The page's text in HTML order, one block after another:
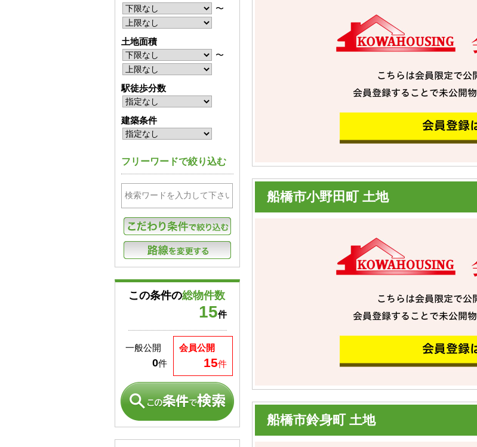
船橋市小野田町 土地
船橋市鈴身町 土地
〜
土地面積
〜
駅徒歩分数
建築条件
フリーワードで絞り込む
この条件の総物件数
15件
会員公開
15件
一般公開
0件